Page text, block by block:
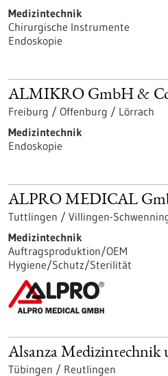
Medizintechnik
Chirurgische Instrumente
Endoskopie
ALMIKRO GmbH &
Freiburg / Offenburg / Lörrach
Medizintechnik
Endoskopie
ALPRO MEDICAL
Tuttlingen / Villingen-
Medizintechnik
Auftragsproduktion/OEM
Hygiene/Schutz/Sterilität
Alsanza Medizintechnik
Tübingen / Reutlingen